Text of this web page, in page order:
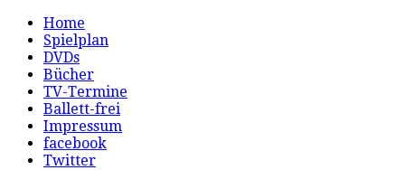
Home
Spielplan
DVDs
Bücher
TV-Termine
Ballett-frei
Impressum
facebook
Twitter